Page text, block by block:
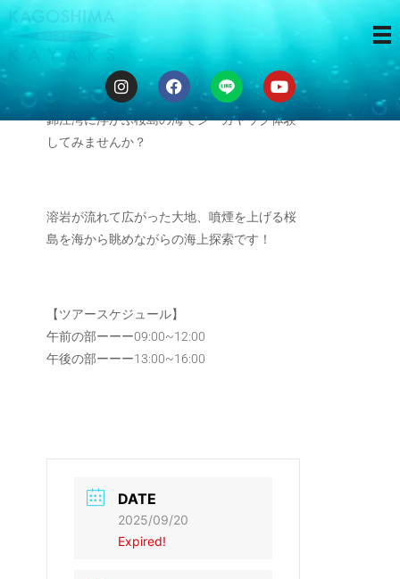
3時間ツアー
錦江湾に浮かぶ桜島の海でシーカヤック体験
してみませんか？
溶岩が流れて広がった大地、噴煙を上げる桜
島を海から眺めながらの海上探索です！
【ツアースケジュール】
午前の部ーーー09:00~12:00
午後の部ーーー13:00~16:00
DATE
2025/09/20
Expired!